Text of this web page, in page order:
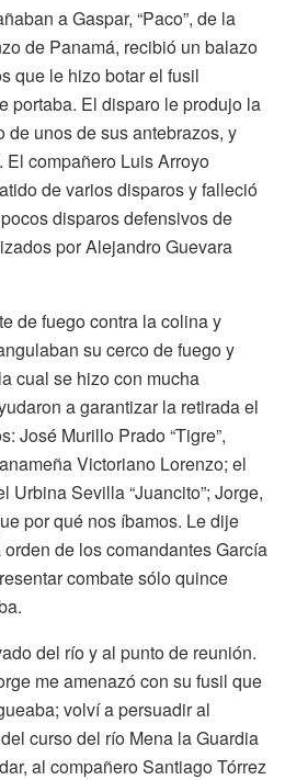
a Gaspar, “Paco”, de la
de Panamá, recibió un balazo
que le hizo botar el fusil
portaba. El disparo le produjo la
de unos de sus antebrazos, y
El compañero Luis Arroyo
de varios disparos y falleció
disparos defensivos de
por Alejandro Guevara
de fuego contra la colina y
su cerco de fuego y
cual se hizo con mucha
a garantizar la retirada el
José Murillo Prado “Tigre”,
Victoriano Lorenzo; el
Urbina Sevilla “Juancito”; Jorge,
por qué nos íbamos. Le dije
de los comandantes García
combate sólo quince
del río y al punto de reunión.
me amenazó con su fusil que
volví a persuadir al
curso del río Mena la Guardia
al compañero Santiago Tórrez